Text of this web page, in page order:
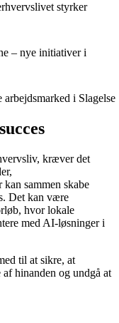
styrker
– nye initiativer i
i Slagelse
kræver det
sammen skabe
Det kan være
hvor lokale
med AI-løsninger i
til at sikre, at
hinanden og undgå at